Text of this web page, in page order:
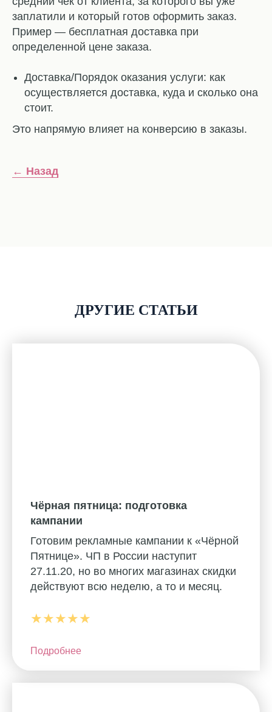
заплатили и который готов оформить заказ.
Пример — бесплатная доставка при
определенной цене заказа.
Доставка/Порядок оказания услуги: как
осуществляется доставка, куда и сколько она
стоит.
Это напрямую влияет на конверсию в заказы.
← Назад
ДРУГИЕ СТАТЬИ
Чёрная пятница: подготовка
кампании
Готовим рекламные кампании к «Чёрной
Пятнице». ЧП в России наступит
27.11.20, но во многих магазинах скидки
действуют всю неделю, а то и месяц.
★★★★★
Подробнее